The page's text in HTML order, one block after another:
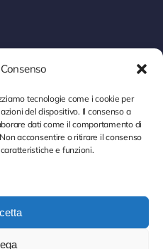
tecnologie come i cookie per
del dispositivo. Il consenso a
dati come il comportamento di
acconsentire o ritirare il consenso
e funzioni.
• All Rights Reserved • web